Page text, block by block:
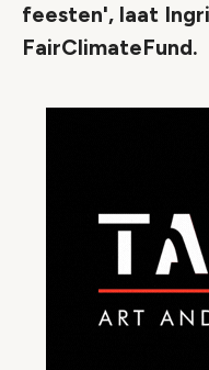
feesten', laat
FairClimateFund.